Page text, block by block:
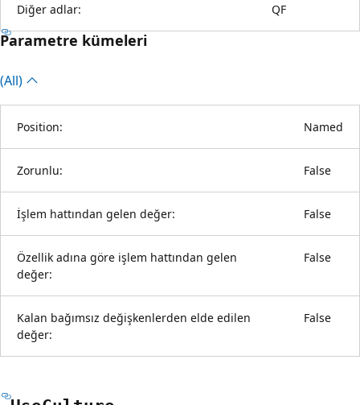
Diğer adlar: QF
Parametre kümeleri
(All)
Position: Named
Zorunlu: False
İşlem hattından gelen değer: False
Özellik adına göre işlem hattından gelen
değer:
False
Kalan bağımsız değişkenlerden elde edilen
değer:
False